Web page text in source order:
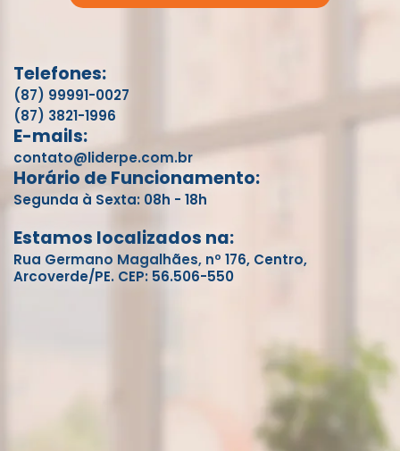
Telefones:
(87) 99991-0027
(87) 3821-1996
E-mails:
contato@liderpe.com.br
Horário de Funcionamento:
Segunda à Sexta: 08h - 18h
Estamos localizados na:
Rua Germano Magalhães, nº 176, Centro,
Arcoverde/PE. CEP: 56.506-550